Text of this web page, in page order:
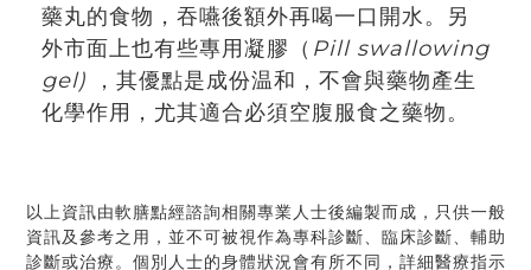
藥丸的食物，吞嚥後額外再喝一口開水。另
外市面上也有些專用凝膠（ Pill swallowing
gel) ，其優點是成份温和，不會與藥物產生
化學作用，尤其適合必須空腹服食之藥物。
以上資訊由軟膳點經諮詢相關專業人士後編製而成，只供一般
資訊及參考之用，並不可被視作為專科診斷、臨床診斷、輔助
診斷或治療。個別人士的身體狀況會有所不同，詳細醫療指示